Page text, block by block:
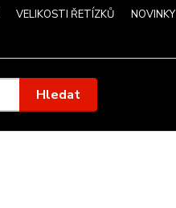
VELIKOSTI ŘETÍZKŮ NOVINKY
Hledat